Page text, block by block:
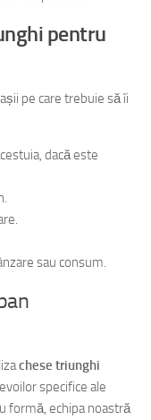
pentru
pe care trebuie să îi
dacă este
sau consum.
chese triunghi
specifice ale
formă, echipa noastră